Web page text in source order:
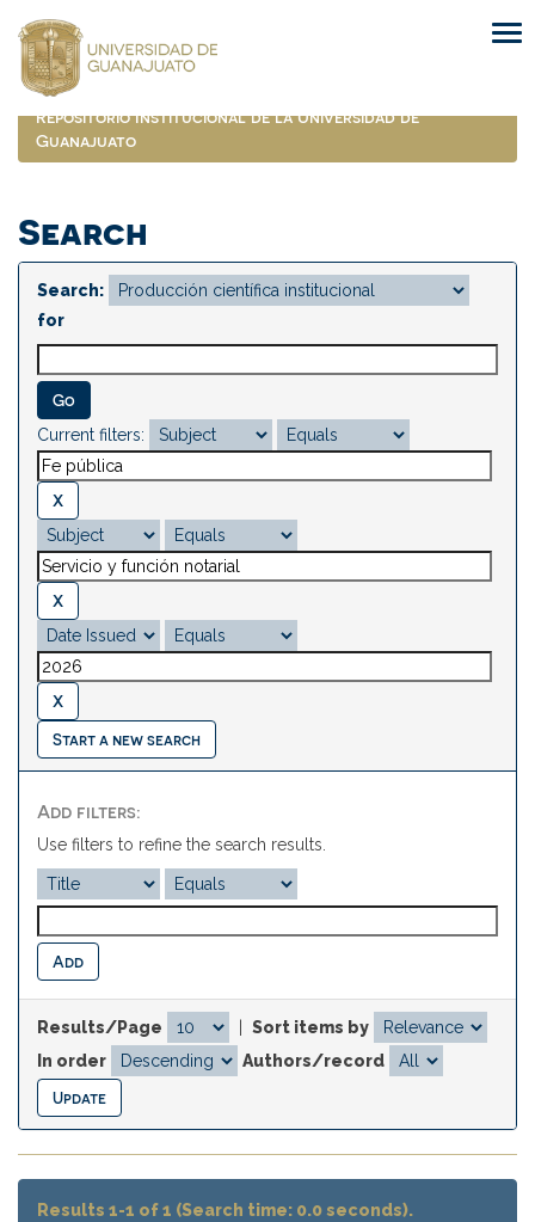
navigation
Repositorio Institucional de la Universidad de
Guanajuato
Search
Search:
for
Current filters:
Start a new search
Add filters:
Use filters to refine the search results.
Results/Page
Sort items by
In order
Authors/record
Results 1-1 of 1 (Search time: 0.0 seconds).